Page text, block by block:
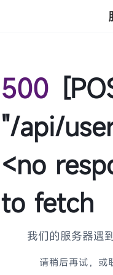
500
"/api/
<no
to fetch
我们的服务器遇
请稍后再试，或